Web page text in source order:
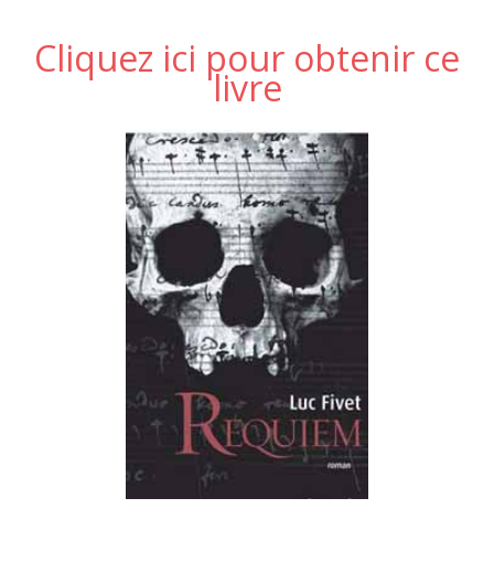
Cliquez ici pour obtenir ce
livre